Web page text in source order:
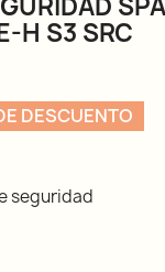
H S3 SRC
DESCUENTO
seguridad